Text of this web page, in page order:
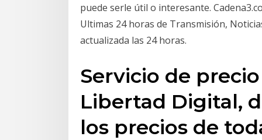
puede serle útil o interesante.
Ultimas 24 horas de Transmisión,
actualizada las 24 horas.
Servicio de
Libertad Digital,
los precios de